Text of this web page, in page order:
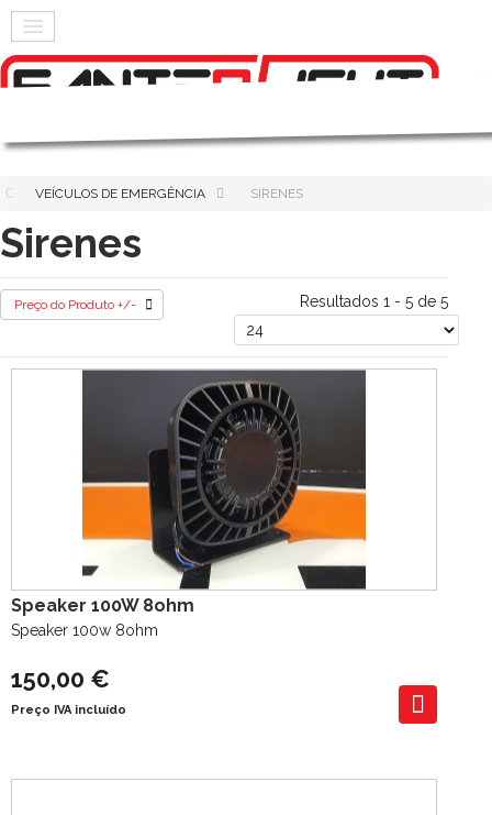
VEÍCULOS DE EMERGÊNCIA SIRENES
Sirenes
Preço do Produto +/- Resultados 1 - 5 de 5
Speaker 100W 8ohm
Speaker 100w 8ohm
150,00 €
Preço IVA incluído